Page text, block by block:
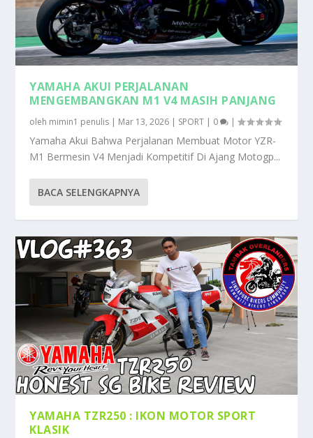
YAMAHA AKUI PERJALANAN
MENGEMBANGKAN M1 V4 MASIH PANJANG
oleh mimin1 penulis | Mar 13, 2026 | SPORT | 0 |
Yamaha Akui Bahwa Perjalanan Membuat Motor YZR-
M1 Bermesin V4 Menjadi Kompetitif Di Ajang Motogp...
BACA SELENGKAPNYA
YAMAHA TZR250 : IKON MOTOR SPORT
KLASIK